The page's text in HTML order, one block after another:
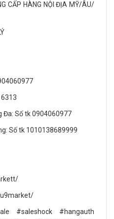
CẤP HÀNG NỘI ĐỊA MỸ/ÂU/
Đa: Số tk 0904060977
Số tk 1010138689999
#saleshock #hangauth